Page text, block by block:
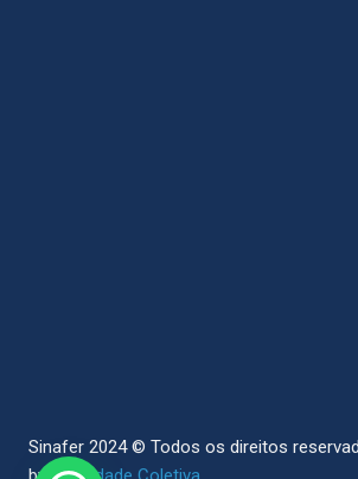
Sinafer 2024 © Todos os direitos